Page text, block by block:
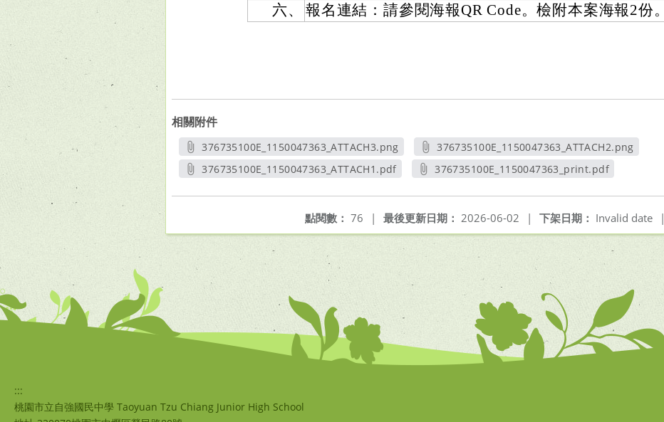
六、
報名連結：請參閱海報QR Code。檢附本案海報2份。
相關附件
376735100E_1150047363_ATTACH3.png
另開新視窗
376735100E_1150047363_ATTACH2.png
另開新視窗
376735100E_1150047363_ATTACH1.pdf
376735100E_1150047363_print.pdf
下架日期： Invalid date |
最後更新日期： 2026-06-02 |
點閱數： 76 |
:::
桃園市立自強國民中學 Taoyuan Tzu Chiang Junior High School